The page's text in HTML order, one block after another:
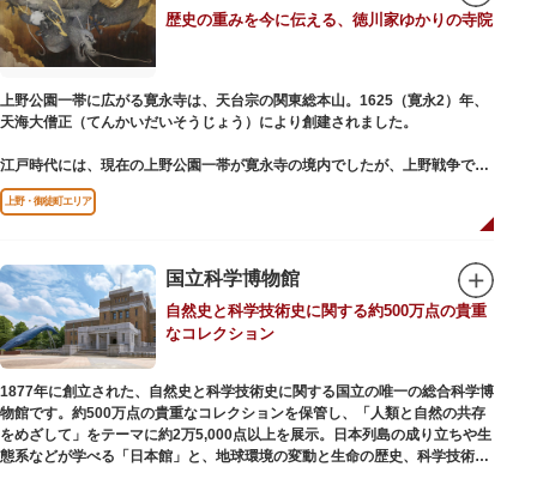
江戸後期には、学問の神様である菅原道真公も回向院より遷され、境内にあ
る末社を含めて15柱もの神様が祀られています。俳優の渥美清が願をかけた
神社としても知られ、映画「男はつらいよ」で寅さんが首にかけているお守
りは、ここ小野照崎神社のものです。
歴史の重みを今に伝える、徳川家ゆかりの寺院
上野公園一帯に広がる寛永寺は、天台宗の関東総本山。1625（寛永2）年、
天海大僧正（てんかいだいそうじょう）により創建されました。
江戸時代には、現在の上野公園一帯が寛永寺の境内でしたが、上野戦争でそ
の多くを焼失。現在は根本中堂をはじめ開山堂（両大師）、不忍池辯天堂、
上野大仏（パゴダ）、輪王殿などの建造物が上野公園とその周辺に点在して
います。戦火を免れた輪王寺門跡御本坊表門、徳川将軍霊廟勅額門など重要
清水観音堂の舞台前に復元された「月の松」は、浮世絵師歌川広重の「名所
江戸百景」にも描かれていることで有名。丸い形の松から不忍池辯天堂を見
下ろす風流な景観は、絶好のフォトスポットとなっています。
東叡山（とうえいざん）という山号は、東の「比叡山延暦寺」を意味してお
り、比叡山や京都の有名寺院になぞらえて上野の山に数多くの堂舎が建立さ
れました。本尊は薬師瑠璃光如来（やくしるりこうにょらい）で、伝教大師
最澄が自ら彫ったと伝えられる秘仏です。徳川歴代将軍の祈祷寺と菩提寺を
兼ね、御霊廟には6名の将軍が埋葬されています。
上野・御徒町エリア
国立科学博物館
自然史と科学技術史に関する約500万点の貴重
なコレクション
1877年に創立された、自然史と科学技術史に関する国立の唯一の総合科学博
物館です。約500万点の貴重なコレクションを保管し、「人類と自然の共存
をめざして」をテーマに約2万5,000点以上を展示。日本列島の成り立ちや生
態系などが学べる「日本館」と、地球環境の変動と生命の歴史、科学技術の